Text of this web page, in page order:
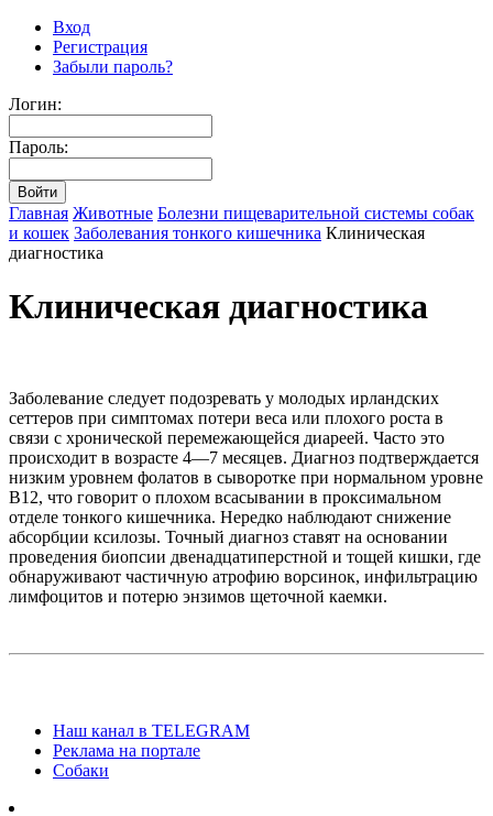
Вход
Регистрация
Забыли пароль?
Логин:
Пароль:
Главная Животные Болезни пищеварительной системы собак
и кошек Заболевания тонкого кишечника Клиническая
диагностика
Клиническая диагностика
Заболевание следует подозревать у молодых ирландских
сеттеров при симптомах потери веса или плохого роста в
связи с хронической перемежающейся диареей. Часто это
происходит в возрасте 4—7 месяцев. Диагноз подтверждается
низким уровнем фолатов в сыворотке при нормальном уровне
В12, что говорит о плохом всасывании в проксимальном
отделе тонкого кишечника. Нередко наблюдают снижение
абсорбции ксилозы. Точный диагноз ставят на основании
проведения биопсии двенадцатиперстной и тощей кишки, где
обнаруживают частичную атрофию ворсинок, инфильтрацию
лимфоцитов и потерю энзимов щеточной каемки.
Наш канал в TELEGRAM
Реклама на портале
Собаки